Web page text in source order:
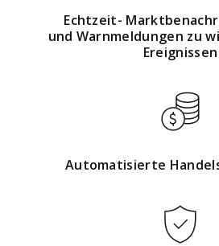
Echtzeit-
und Warnmeldungen zu
Ereignissen
Automatisierte